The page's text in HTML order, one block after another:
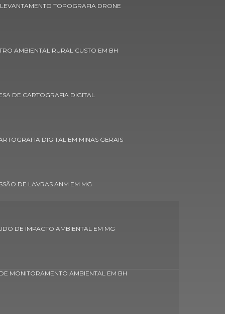
TOPOGRAFIA DRONE
AMBIENTAL RURAL CUSTO EM BH
DE CARTOGRAFIA DIGITAL
DIGITAL EM MINAS GERAIS
DE LAVRAS ANM EM MG
DE IMPACTO AMBIENTAL EM MG
MONITORAMENTO AMBIENTAL EM BH
remoto
Concessão de lavras
Concessão de lavras anm em minas gerais
Consulta concessão de lavra dnpm
Empresa de aerolevantamento
Empresa de aerolevantamento em minas
drone